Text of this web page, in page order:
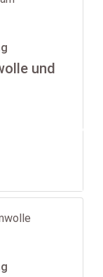
und
-35%